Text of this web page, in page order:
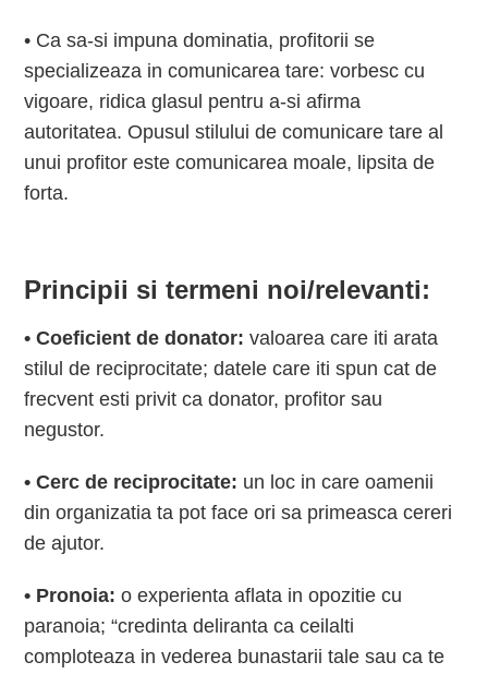
• Ca sa-si impuna dominatia, profitorii se
specializeaza in comunicarea tare: vorbesc cu
vigoare, ridica glasul pentru a-si afirma
autoritatea. Opusul stilului de comunicare tare al
unui profitor este comunicarea moale, lipsita de
forta.
Principii si termeni noi/relevanti:
• Coeficient de donator:valoarea care iti arata
stilul de reciprocitate; datele care iti spun cat de
frecvent esti privit ca donator, profitor sau
negustor.
• Cerc de reciprocitate: un loc in care oamenii
din organizatia ta pot face ori sa primeasca cereri
de ajutor.
• Pronoia: o experienta aflata in opozitie cu
paranoia; “credinta deliranta ca ceilalti
comploteaza in vederea bunastarii tale sau ca te